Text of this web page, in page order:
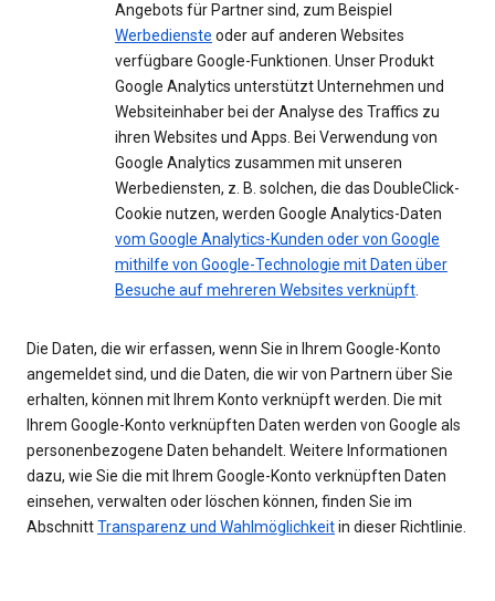
Angebots für Partner sind, zum Beispiel
Werbedienste oder auf anderen Websites
verfügbare Google-Funktionen. Unser Produkt
Google Analytics unterstützt Unternehmen und
Websiteinhaber bei der Analyse des Traffics zu
ihren Websites und Apps. Bei Verwendung von
Google Analytics zusammen mit unseren
Werbediensten, z. B. solchen, die das DoubleClick-
Cookie nutzen, werden Google Analytics-Daten
vom Google Analytics-Kunden oder von Google
mithilfe von Google-Technologie mit Daten über
Besuche auf mehreren Websites verknüpft.
Die Daten, die wir erfassen, wenn Sie in Ihrem Google-Konto
angemeldet sind, und die Daten, die wir von Partnern über Sie
erhalten, können mit Ihrem Konto verknüpft werden. Die mit
Ihrem Google-Konto verknüpften Daten werden von Google als
personenbezogene Daten behandelt. Weitere Informationen
dazu, wie Sie die mit Ihrem Google-Konto verknüpften Daten
einsehen, verwalten oder löschen können, finden Sie im
AbschnittTransparenz und Wahlmöglichkeitin dieser Richtlinie.